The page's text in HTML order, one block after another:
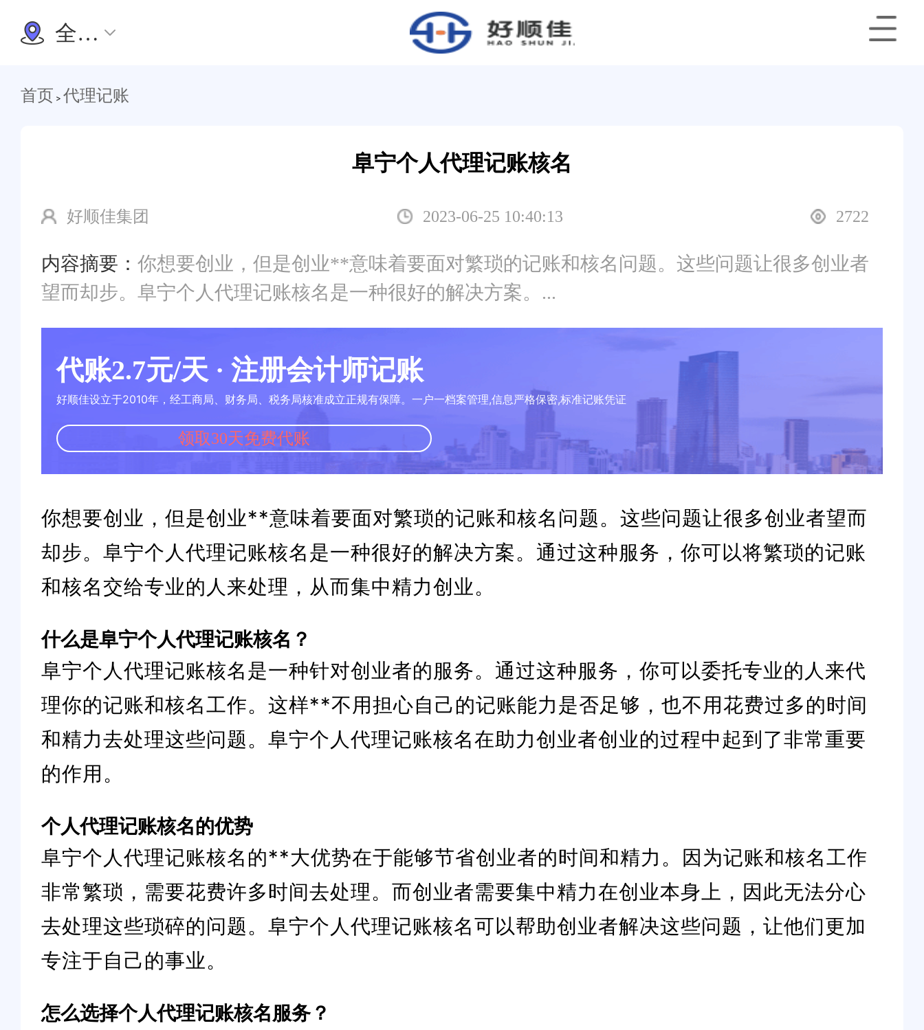
全国办理
首页 > 代理记账
阜宁个人代理记账核名
好顺佳集团 2023-06-25 10:40:13 2722
内容摘要： 你想要创业，但是创业**意味着要面对繁琐的记账和核名问题。这些问题让很多创业者
望而却步。阜宁个人代理记账核名是一种很好的解决方案。...
代账2.7元/天 · 注册会计师记账
好顺佳设立于2010年，经工商局、财务局、税务局核准成立正规有保障。一户一档案管理,信息严格保密,标准记账凭证
领取30天免费代账
你想要创业，但是创业**意味着要面对繁琐的记账和核名问题。这些问题让很多创业者望而
却步。阜宁个人代理记账核名是一种很好的解决方案。通过这种服务，你可以将繁琐的记账
和核名交给专业的人来处理，从而集中精力创业。
什么是阜宁个人代理记账核名？
阜宁个人代理记账核名是一种针对创业者的服务。通过这种服务，你可以委托专业的人来代
理你的记账和核名工作。这样**不用担心自己的记账能力是否足够，也不用花费过多的时间
和精力去处理这些问题。阜宁个人代理记账核名在助力创业者创业的过程中起到了非常重要
的作用。
个人代理记账核名的优势
阜宁个人代理记账核名的**大优势在于能够节省创业者的时间和精力。因为记账和核名工作
非常繁琐，需要花费许多时间去处理。而创业者需要集中精力在创业本身上，因此无法分心
去处理这些琐碎的问题。阜宁个人代理记账核名可以帮助创业者解决这些问题，让他们更加
专注于自己的事业。
怎么选择个人代理记账核名服务？